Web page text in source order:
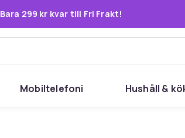
Bara 299 kr kvar till Fri Frakt!
Mobiltelefoni Hushåll &